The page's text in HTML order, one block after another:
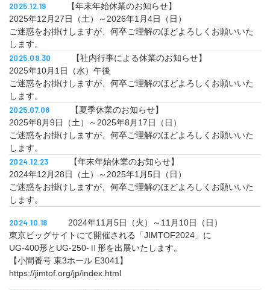
2025.12.19
【年末年始休業のお知らせ】
2025年12月27日（土）～2026年1月4日（日）
ご迷惑をお掛けしますが、何卒ご理解のほどよろしくお願いいた
します。
2025.09.30
【社内行事による休業のお知らせ】
2025年10月1日（水）午後
ご迷惑をお掛けしますが、何卒ご理解のほどよろしくお願いいた
します。
2025.07.08
【夏季休業のお知らせ】
2025年8月9日（土）～2025年8月17日（日）
ご迷惑をお掛けしますが、何卒ご理解のほどよろしくお願いいた
します。
2024.12.23
【年末年始休業のお知らせ】
2024年12月28日（土）～2025年1月5日（日）
ご迷惑をお掛けしますが、何卒ご理解のほどよろしくお願いいた
します。
2024.10.18
2024年11月5日（火）～11月10日（日）
東京ビッグサイトにて開催される「JIMTOF2024」に
UG-400形とUG-250-Ⅱ形を出展いたします。
【小間番号 東3ホール E3041】
https://jimtof.org/jp/index.html